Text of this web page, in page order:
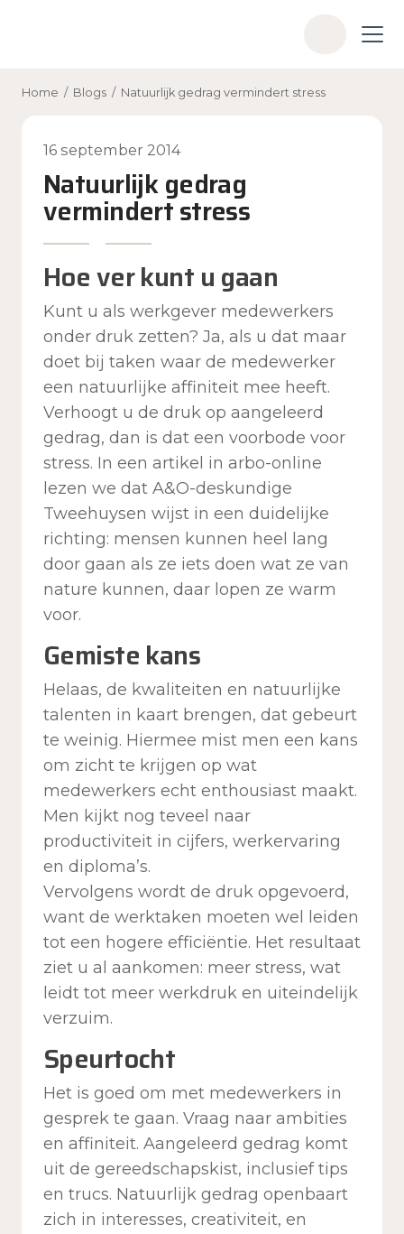
k
Home / Blogs / Natuurlijk gedrag vermindert stress
16 september 2014
Natuurlijk gedrag
vermindert stress
Hoe ver kunt u gaan
Kunt u als werkgever medewerkers
onder druk zetten? Ja, als u dat maar
doet bij taken waar de medewerker
een natuurlijke affiniteit mee heeft.
Verhoogt u de druk op aangeleerd
gedrag, dan is dat een voorbode voor
stress. In een artikel in arbo-online
lezen we dat A&O-deskundige
Tweehuysen wijst in een duidelijke
richting: mensen kunnen heel lang
door gaan als ze iets doen wat ze van
nature kunnen, daar lopen ze warm
voor.
Gemiste kans
Helaas, de kwaliteiten en natuurlijke
talenten in kaart brengen, dat gebeurt
te weinig. Hiermee mist men een kans
om zicht te krijgen op wat
medewerkers echt enthousiast maakt.
Men kijkt nog teveel naar
productiviteit in cijfers, werkervaring
en diploma’s.
Vervolgens wordt de druk opgevoerd,
want de werktaken moeten wel leiden
tot een hogere efficiëntie. Het resultaat
ziet u al aankomen: meer stress, wat
leidt tot meer werkdruk en uiteindelijk
verzuim.
Speurtocht
Het is goed om met medewerkers in
gesprek te gaan. Vraag naar ambities
en affiniteit. Aangeleerd gedrag komt
uit de gereedschapskist, inclusief tips
en trucs. Natuurlijk gedrag openbaart
zich in interesses, creativiteit, en